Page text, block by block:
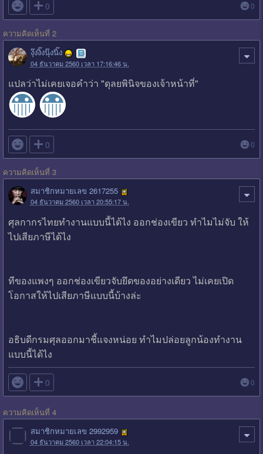
 0 0
ความคิดเห็นที่ 2
งุ๊งงิ๊งนุ๊งนิ๊ง
04 ธันวาคม 2560 เวลา 17:16:46 น.
แปลว่าไม่เคยเจอคำว่า "ดุลยพินิจของเจ้าหน้าที่"
 0 0
ความคิดเห็นที่ 3
สมาชิกหมายเลข 2617255
04 ธันวาคม 2560 เวลา 20:55:17 น.
ศุลกากรไทยทำงานแบบนี้ได้ไง ออกช่องเขียว ทำไมไม่จับ ให้
ไปเสียภาษีได้ไง
ทีของแพงๆ ออกช่องเขียวจับยึดของอย่างเดียว ไม่เคยเปิด
โอกาสให้ไปเสียภาษีแบบนี้บ้างล่ะ
อธิบดีกรมศุลออกมาชี้แจงหน่อย ทำไมปล่อยลูกน้องทำงาน
แบบนี้ได้ไง
 0 0
ความคิดเห็นที่ 4
สมาชิกหมายเลข 2992959
04 ธันวาคม 2560 เวลา 22:04:15 น.